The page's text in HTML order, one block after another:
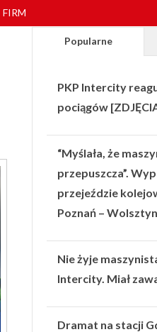
Popularne
PKP Intercity
pociągów
“Myślała, że
przepuszcza”.
przejeździe
Poznań – Wolsztyn
Nie żyje
Intercity. Miał
Dramat na stacji